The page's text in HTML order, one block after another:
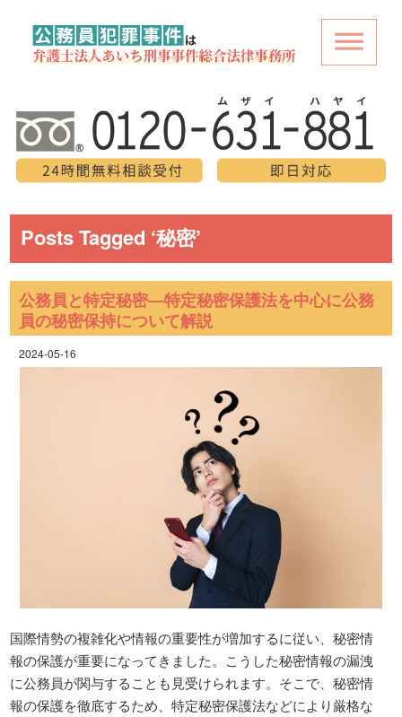
Posts Tagged ‘秘密’
公務員と特定秘密―特定秘密保護法を中心に公務
員の秘密保持について解説
2024-05-16
国際情勢の複雑化や情報の重要性が増加するに従い、秘密情
報の保護が重要になってきました。こうした秘密情報の漏洩
に公務員が関与することも見受けられます。そこで、秘密情
報の保護を徹底するため、特定秘密保護法などにより厳格な